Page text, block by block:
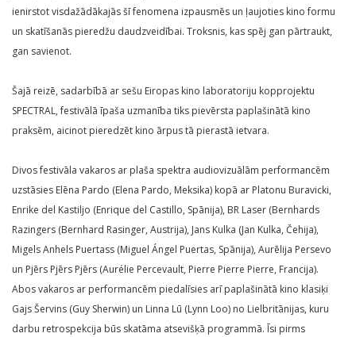
ienirstot visdažādākajās šī fenomena izpausmēs un ļaujoties kino formu
un skatīšanās pieredžu daudzveidībai. Troksnis, kas spēj gan pārtraukt,
gan savienot.
Šajā reizē, sadarbībā ar sešu Eiropas kino laboratoriju kopprojektu
SPECTRAL, festivālā īpaša uzmanība tiks pievērsta paplašinātā kino
praksēm, aicinot pieredzēt kino ārpus tā pierastā ietvara.
Divos festivāla vakaros ar plaša spektra audiovizuālām performancēm
uzstāsies Elēna Pardo (Elena Pardo, Meksika) kopā ar Platonu Buravicki,
Enrike del Kastiljo (Enrique del Castillo, Spānija), BR Laser (Bernhards
Razingers (Bernhard Rasinger, Austrija), Jans Kulka (Jan Kulka, Čehija),
Migels Anhels Puertass (Miguel Ángel Puertas, Spānija), Aurēlija Persevo
un Pjērs Pjērs Pjērs (Aurélie Percevault, Pierre Pierre Pierre, Francija).
Abos vakaros ar performancēm piedalīsies arī paplašinātā kino klasiķi
Gajs Šervins (Guy Sherwin) un Linna Lū (Lynn Loo) no Lielbritānijas, kuru
darbu retrospekcija būs skatāma atsevišķā programmā. Īsi pirms